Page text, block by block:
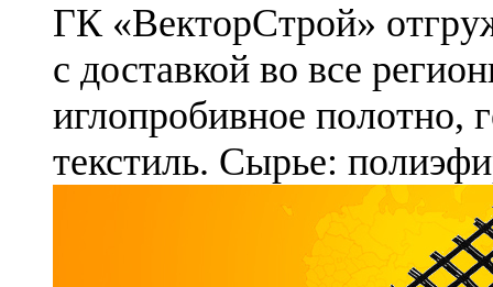
ГК «ВекторСтрой»
с доставкой во все
иглопробивное полотно,
текстиль. Сырье: